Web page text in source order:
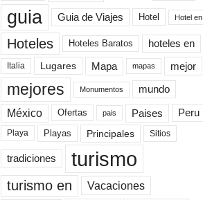
guia Guia de Viajes Hotel Hotel en
Hoteles Hoteles Baratos hoteles en
Italia Lugares Mapa mapas mejor
mejores Monumentos mundo
México Ofertas pais Paises Peru
Playa Playas Principales Sitios
tradiciones turismo
turismo en Vacaciones